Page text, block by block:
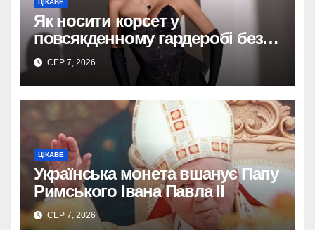
Як носити корсет у
повсякденному гардеробі без
надмірної театральності
СЕР 7, 2026
ЦІКАВЕ
Українська монета вшанує Папу
Римського Івана Павла II
СЕР 7, 2026